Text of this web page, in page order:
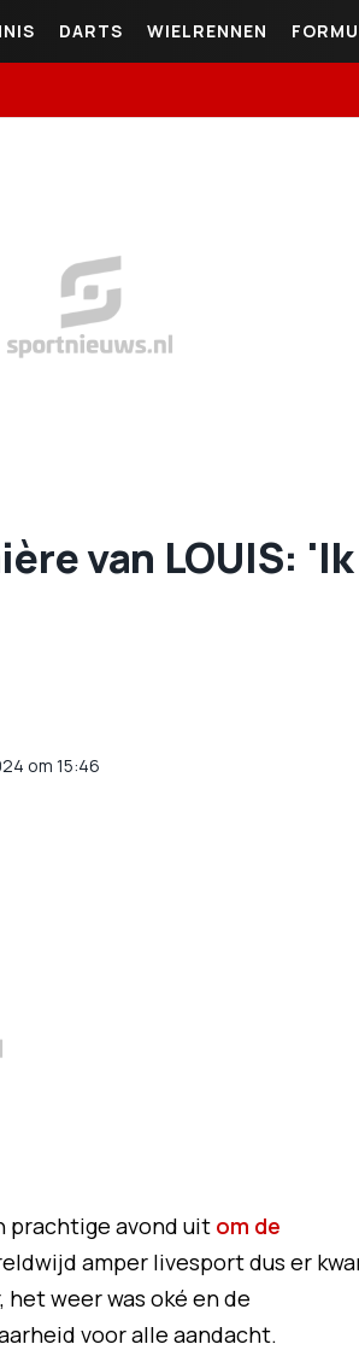
DARTS WIELRENNEN
van LOUIS: 'Ik
om 15:46
prachtige avond uit om de
amper livesport dus er
weer was oké en de
voor alle aandacht.